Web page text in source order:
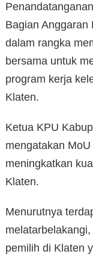
Bagian Anggaran
dalam rangka
bersama untuk
program kerja
Klaten.
Ketua KPU
mengatakan
meningkatkan
Klaten.
Menurutnya
pemilih di Klaten